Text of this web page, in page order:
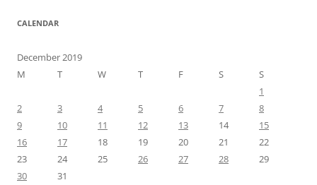
CALENDAR
December 2019
M
T W T F S
S
1
2
3 4 5 6 7
8
9
10 11 12 13 14
15
16
17 18 19 20 21
22
23
24 25 26 27 28
29
30
31